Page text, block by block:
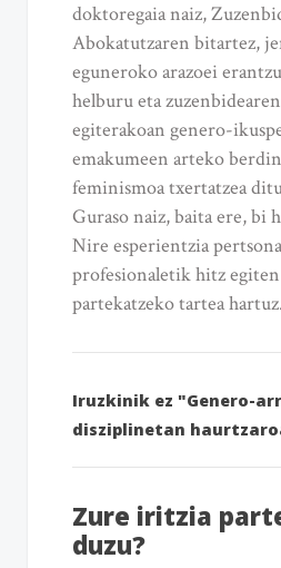
doktoregaia naiz,
Abokatutzaren bitartez,
eguneroko arazoei
helburu eta
egiterakoan genero-
emakumeen arteko
feminismoa txertatzea
Guraso naiz, baita ere, bi
Nire esperientzia
profesionaletik hitz
partekatzeko tartea hartuz.
Iruzkinik ez "Genero-
disziplinetan
Zure iritzia
duzu?